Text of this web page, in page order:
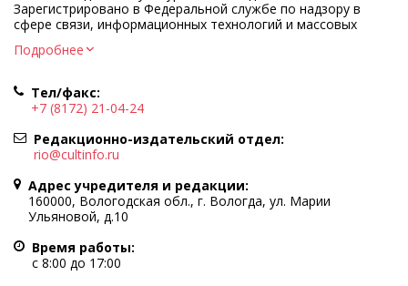
Зарегистрировано в Федеральной службе по надзору в
сфере связи, информационных технологий и массовых
Регистрационный номер и дата принятия решения о
Учредитель КУ ВО «Информационно-аналитический центр
культуры»
Адрес учредителя и редакции: 160000, Вологодская обл., г.
Вологда, ул. Марии Ульяновой, д.10
Главный редактор — Легчанова Елена Григорьевна
Политика в отношении обработки персональных данных
При полном или частичном использовании информации
портала гиперссылка на cultinfo.ru обязательна.
Редакция не несет ответственности за достоверность
информации, содержащейся в рекламных объявлениях.
Подробнее
Тел/факс:
+7 (8172) 21-04-24
Редакционно-издательский отдел:
rio@cultinfo.ru
Адрес учредителя и редакции:
160000, Вологодская обл., г. Вологда, ул. Марии
Ульяновой, д.10
Время работы:
с 8:00 до 17:00